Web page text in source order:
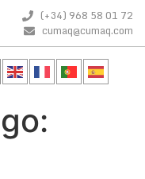
(+34) 968 58 01 72
cumaq@cumaq.com